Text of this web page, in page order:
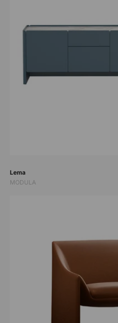
Prodavač:
Lema
MODULA